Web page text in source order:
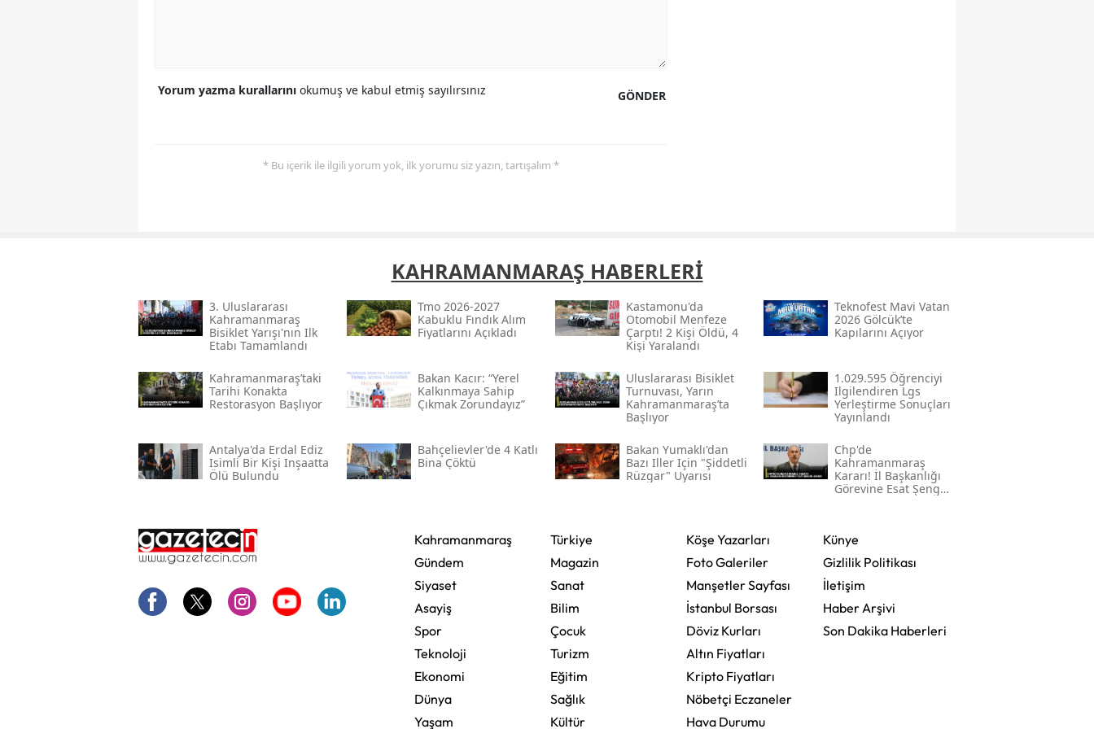
Karaman
Şırnak
Ardahan
Yalova
GÖNDER
Yorum yazma kurallarını okumuş ve kabul etmiş sayılırsınız
* Bu içerik ile ilgili yorum yok, ilk yorumu siz yazın, tartışalım *
KAHRAMANMARAŞ HABERLERİ
3. Uluslararası
Kahramanmaraş
Bisiklet Yarışı'nın Ilk
Etabı Tamamlandı
Tmo 2026-2027
Kabuklu Fındık Alım
Fiyatlarını Açıkladı
Kastamonu'da
Otomobil Menfeze
Çarptı! 2 Kişi Öldü, 4
Kişi Yaralandı
Teknofest Mavi Vatan
2026 Gölcük’te
Kapılarını Açıyor
Kahramanmaraş’taki
Tarihi Konakta
Restorasyon Başlıyor
Bakan Kacır: “yerel
Kalkınmaya Sahip
Çıkmak Zorundayız”
Uluslararası Bisiklet
Turnuvası, Yarın
Kahramanmaraş’ta
Başlıyor
1.029.595 Öğrenciyi
Ilgilendiren Lgs
Yerleştirme Sonuçları
Yayınlandı
Antalya'da Erdal Ediz
Isimli Bir Kişi Inşaatta
Ölü Bulundu
Bahçelievler'de 4 Katlı
Bina Çöktü
Bakan Yumaklı'dan
Bazı Iller Için "şiddetli
Rüzgar" Uyarısı
Chp'de
Kahramanmaraş
Kararı! İl Başkanlığı
Görevine Esat Şengül
Kahramanmaraş
Gündem
Siyaset
Asayiş
Spor
Teknoloji
Ekonomi
Dünya
Yaşam
Türkiye
Magazin
Sanat
Bilim
Çocuk
Turizm
Eğitim
Sağlık
Kültür
Köşe Yazarları
Foto Galeriler
Manşetler Sayfası
İstanbul Borsası
Döviz Kurları
Altın Fiyatları
Kripto Fiyatları
Nöbetçi Eczaneler
Hava Durumu
Künye
Gizlilik Politikası
İletişim
Haber Arşivi
Son Dakika Haberleri